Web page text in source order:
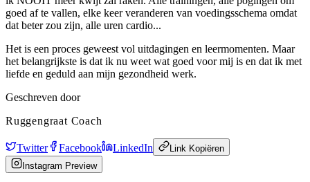
goed af te vallen, elke keer veranderen van voedingsschema omdat
dat beter zou zijn, alle uren cardio...
Het is een proces geweest vol uitdagingen en leermomenten. Maar
het belangrijkste is dat ik nu weet wat goed voor mij is en dat ik met
liefde en geduld aan mijn gezondheid werk.
Geschreven door
Ruggengraat Coach
Twitter Facebook LinkedIn
Link Kopiëren
Instagram Preview